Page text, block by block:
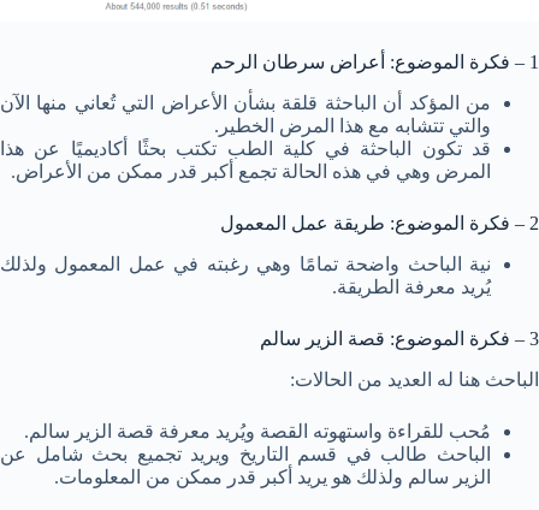
1 – فكرة الموضوع: أعراض سرطان الرحم
من المؤكد أن الباحثة قلقة بشأن الأعراض التي تُعاني منها الآن
والتي تتشابه مع هذا المرض الخطير.
قد تكون الباحثة في كلية الطب تكتب بحثًا أكاديميًا عن هذا
المرض وهي في هذه الحالة تجمع أكبر قدر ممكن من الأعراض.
2 – فكرة الموضوع: طريقة عمل المعمول
نية الباحث واضحة تمامًا وهي رغبته في عمل المعمول ولذلك
يُريد معرفة الطريقة.
3 – فكرة الموضوع: قصة الزير سالم
الباحث هنا له العديد من الحالات:
مُحب للقراءة واستهوته القصة ويُريد معرفة قصة الزير سالم.
الباحث طالب في قسم التاريخ ويريد تجميع بحث شامل عن
الزير سالم ولذلك هو يريد أكبر قدر ممكن من المعلومات.